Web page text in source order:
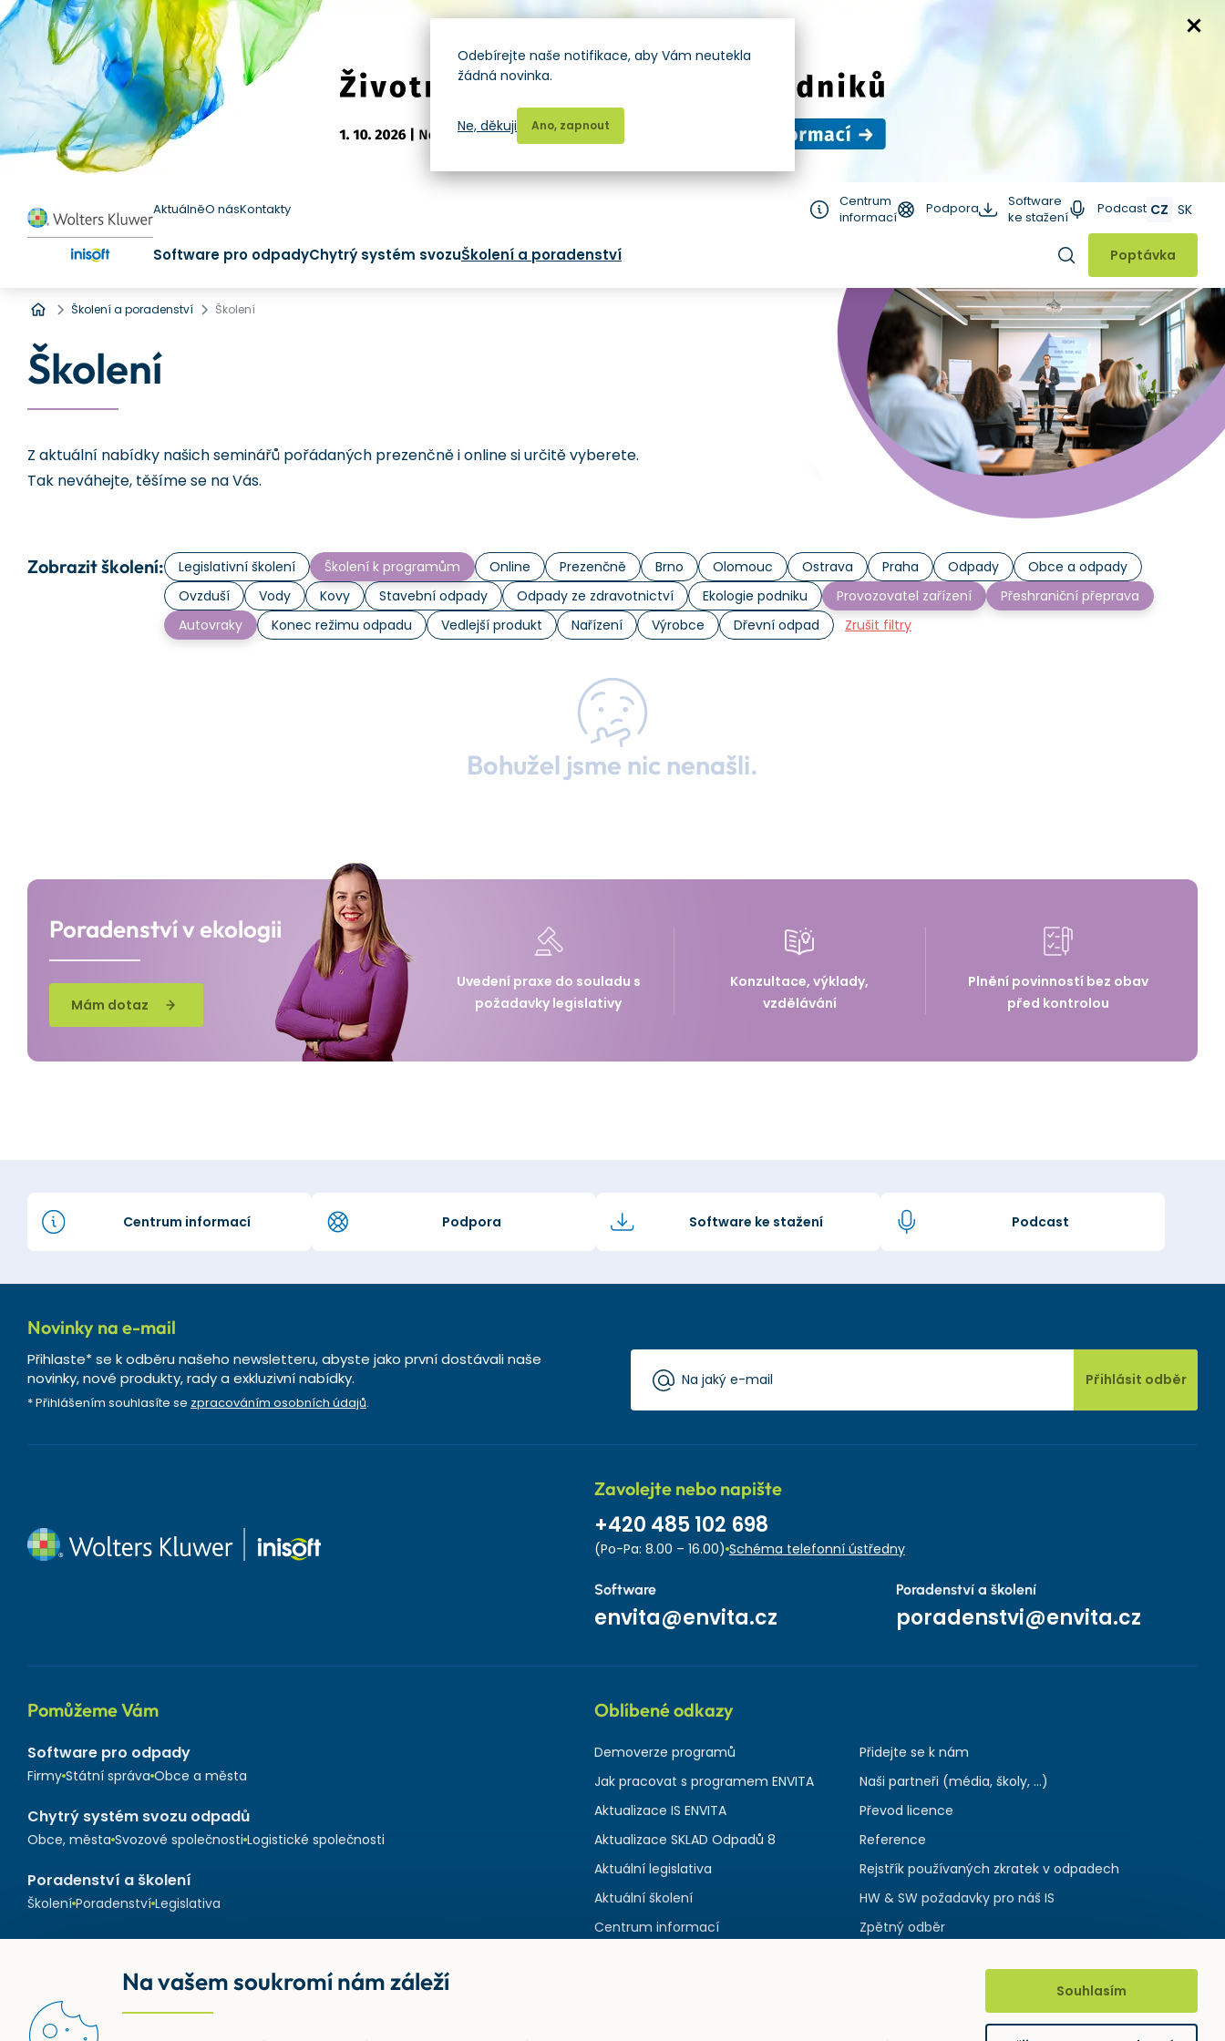
AktuálněO násKontakty
Centrum
informací
Podpora
Software
ke stažení
Podcast CZ SK
Software pro odpadyChytrý systém svozuŠkolení a poradenství Hledat
Poptávka
Úvod
Školení a poradenství Školení
Školení
Z aktuální nabídky našich seminářů pořádaných prezenčně i online si určitě vyberete.
Tak neváhejte, těšíme se na Vás.
Zobrazit školení: Legislativní školení Školení k programům Online Prezenčně Brno Olomouc Ostrava Praha Odpady
Obce a odpady
Ovzduší
Vody Kovy Stavební odpady Odpady ze zdravotnictví Ekologie podniku Provozovatel zařízení
Přeshraniční přeprava
Autovraky
Konec režimu odpadu Vedlejší produkt Nařízení Výrobce Dřevní odpad Zrušit filtry
Bohužel jsme nic nenašli.
Poradenství v ekologii
Mám dotaz
Uvedení praxe do souladu s
požadavky legislativy
Konzultace, výklady,
vzdělávání
Plnění povinností bez obav
před kontrolou
Centrum informací Podpora Software ke stažení Podcast
Novinky na e-mail
Přihlaste* se k odběru našeho newsletteru, abyste jako první dostávali naše
novinky, nové produkty, rady a exkluzivní nabídky.
* Přihlášením souhlasíte se zpracováním osobních údajů.
Přihlásit odběr
Zavolejte nebo napište
+420 485 102 698
(Po-Pa: 8.00 – 16.00) Schéma telefonní ústředny
Software
envita@envita.cz
Poradenství a školení
poradenstvi@envita.cz
Pomůžeme Vám
Software pro odpady
Firmy Státní správa Obce a města
Chytrý systém svozu odpadů
Obce, města Svozové společnosti Logistické společnosti
Poradenství a školení
Školení Poradenství Legislativa
Oblíbené odkazy
Demoverze programů
Jak pracovat s programem ENVITA
Aktualizace IS ENVITA
Aktualizace SKLAD Odpadů 8
Aktuální legislativa
Aktuální školení
Centrum informací
Přidejte se k nám
Naši partneři (média, školy, ...)
Převod licence
Reference
Rejstřík používaných zkratek v odpadech
HW & SW požadavky pro náš IS
Zpětný odběr
Odebírejte naše notifikace, aby Vám neutekla
žádná novinka.
Ano, zapnout
Ne, děkuji
Na vašem soukromí nám záleží Souhlasím